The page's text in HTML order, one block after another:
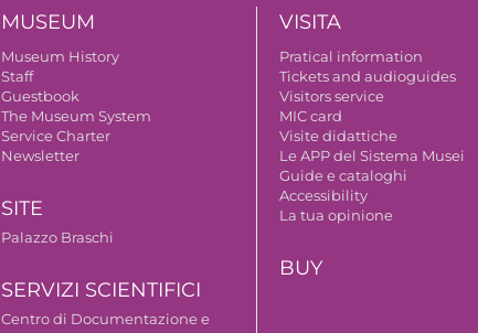
MUSEUM
Museum History
Staff
Guestbook
The Museum System
Service Charter
Newsletter
SITE
Palazzo Braschi
SERVIZI SCIENTIFICI
Centro di Documentazione e
VISITA
Pratical information
Tickets and audioguides
Visitors service
MIC card
Visite didattiche
Le APP del Sistema Musei
Guide e cataloghi
Accessibility
La tua opinione
BUY